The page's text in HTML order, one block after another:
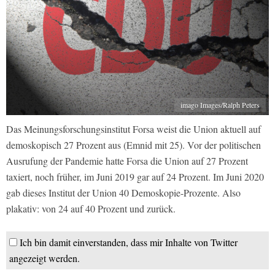
imago Images/Ralph Peters
Das Meinungsforschungsinstitut Forsa weist die Union aktuell auf
demoskopisch 27 Prozent aus (Emnid mit 25). Vor der politischen
Ausrufung der Pandemie hatte Forsa die Union auf 27 Prozent
taxiert, noch früher, im Juni 2019 gar auf 24 Prozent. Im Juni 2020
gab dieses Institut der Union 40 Demoskopie-Prozente. Also
plakativ: von 24 auf 40 Prozent und zurück.
Ich bin damit einverstanden, dass mir Inhalte von Twitter
angezeigt werden.